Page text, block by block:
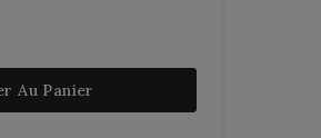
Au Panier